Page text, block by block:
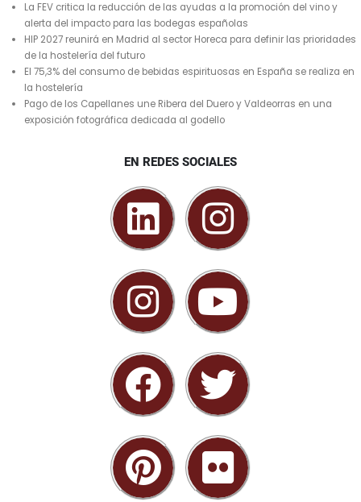
La FEV critica la reducción de las ayudas a la promoción del vino y
alerta del impacto para las bodegas españolas
HIP 2027 reunirá en Madrid al sector Horeca para definir las prioridades
de la hostelería del futuro
El 75,3% del consumo de bebidas espirituosas en España se realiza en
la hostelería
Pago de los Capellanes une Ribera del Duero y Valdeorras en una
exposición fotográfica dedicada al godello
EN REDES SOCIALES